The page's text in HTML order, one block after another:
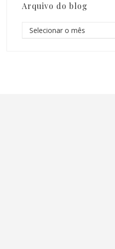
Arquivo do blog